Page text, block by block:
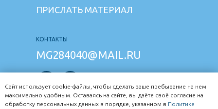
Задай вопрос в чате жителям
КОНТАКТЫ
MG284040@MAIL.RU
ПРИСЛАТЬ МАТЕРИАЛ
Сайт использует cookie-файлы, чтобы сделать ваше пребывание на нем
максимально удобным. Оставаясь на сайте, вы даёте своё согласие на
обработку персональных данных в порядке, указанном в Политике